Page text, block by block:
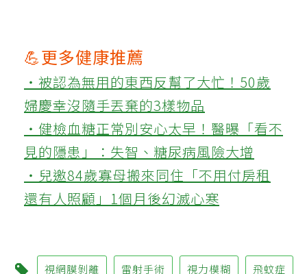
💪更多健康推薦
‧被認為無用的東西反幫了大忙！50歲
婦慶幸沒隨手丟棄的3樣物品
‧健檢血糖正常別安心太早！醫曝「看不
見的隱患」：失智、糖尿病風險大增
‧兒邀84歲寡母搬來同住「不用付房租
還有人照顧」1個月後幻滅心寒
視網膜剝離 雷射手術 視力模糊 飛蚊症